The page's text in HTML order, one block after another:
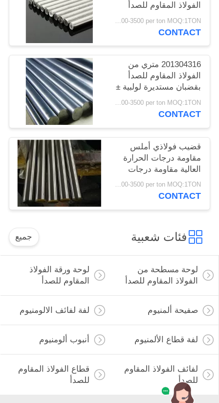
الفولاذ المقاوم للصدأ
بمخزون بار الصلب
USD1500-3500 per ton MOQ:1TON
CONTACT
201304316 متري من
الفولاذ المقاوم للصدأ
بقضبان مستديرة لولبية ±
1٪ تفاوت
USD1500-3500 per ton MOQ:1TON
CONTACT
قضيب فولاذي أملس
مقاومة درجات الحرارة
العالية مقاومة درجات
الحرارة العالية
USD1500-3500 per ton MOQ:1TON
CONTACT
فئات شعبية جميع
لوحة مسطحة من
الفولاذ المقاوم للصدأ
لوحة ورقة الفولاذ
المقاوم للصدأ
صفيحة ألمنيوم لفة لفائف الالومنيوم
لفة قطاع الألمنيوم أنبوب ألومنيوم
لفائف الفولاذ المقاوم
للصدأ
قطاع الفولاذ المقاوم
للصدأ